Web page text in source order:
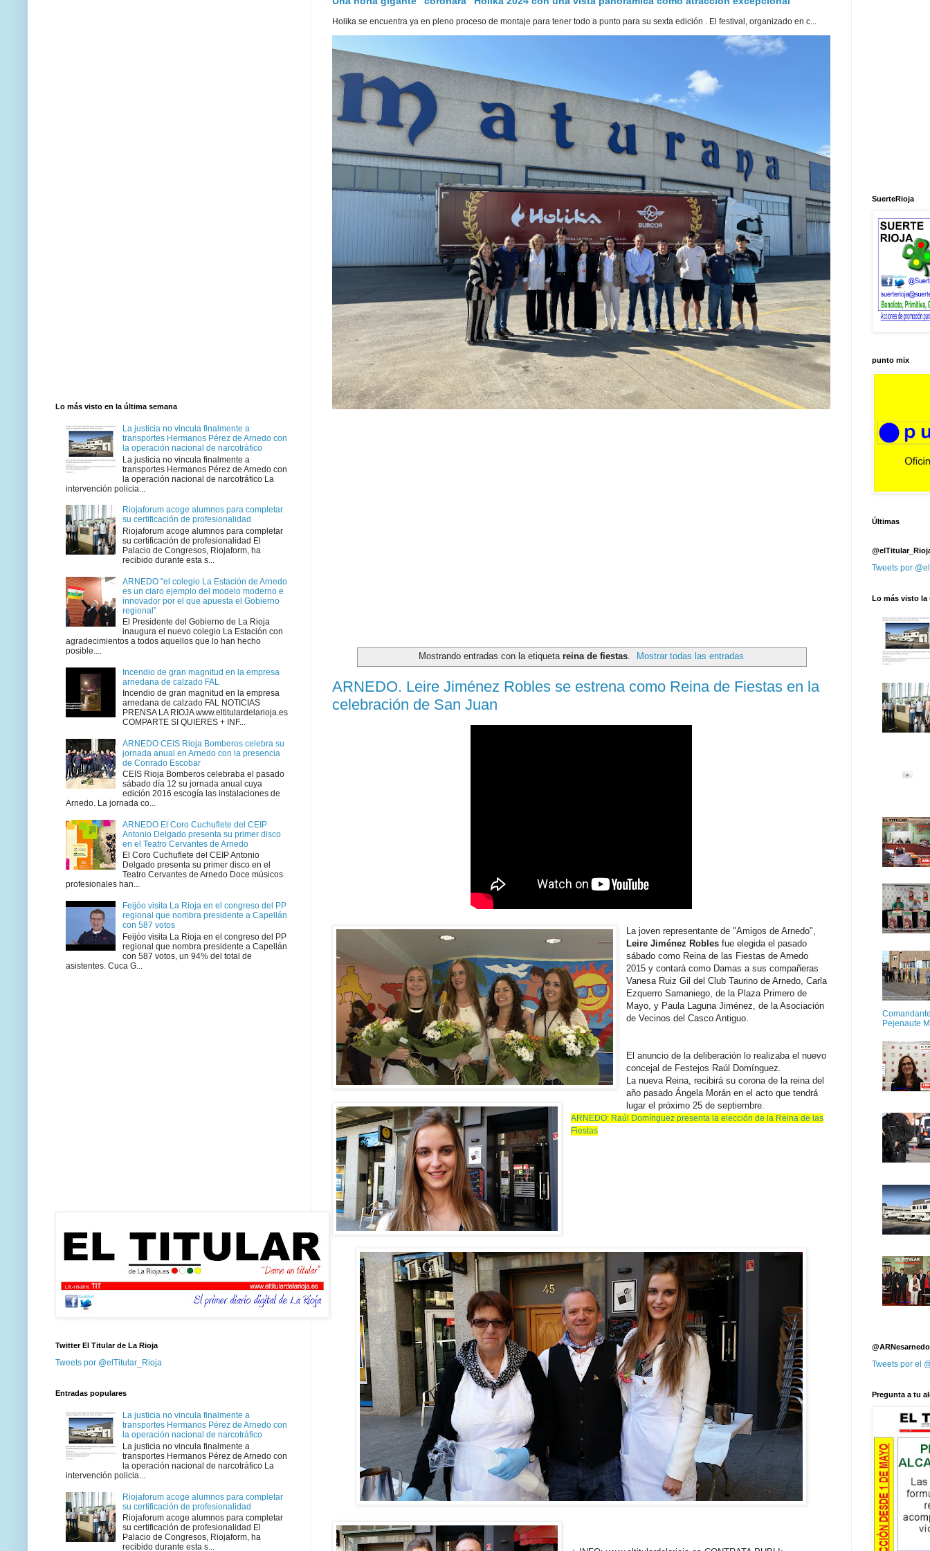
Holika se encuentra ya en pleno proceso de montaje para tener todo a punto para su sexta edición . El festival, organizado en c...
Mostrando entradas con la etiqueta reina de fiestas. Mostrar todas las entradas
ARNEDO. Leire Jiménez Robles se estrena como Reina de Fiestas en la
celebración de San Juan
La joven representante de "Amigos de Arnedo",
Leire Jiménez Robles fue elegida el pasado
sábado como Reina de las Fiestas de Arnedo
2015 y contará como Damas a sus compañeras
Vanesa Ruiz Gil del Club Taurino de Arnedo, Carla
Ezquerro Samaniego, de la Plaza Primero de
Mayo, y Paula Laguna Jiménez, de la Asociación
de Vecinos del Casco Antiguo.
El anuncio de la deliberación lo realizaba el nuevo
concejal de Festejos Raúl Domínguez.
La nueva Reina, recibirá su corona de la reina del
año pasado Ángela Morán en el acto que tendrá
lugar el próximo 25 de septiembre.
ARNEDO: Raúl Domínguez presenta la elección de la Reina de las
Fiestas
Lo más visto en la última semana
La justicia no vincula finalmente a
transportes Hermanos Pérez de Arnedo con
la operación nacional de narcotráfico
La justicia no vincula finalmente a
transportes Hermanos Pérez de Arnedo con
la operación nacional de narcotráfico La
intervención policia...
Riojaforum acoge alumnos para completar
su certificación de profesionalidad
Riojaforum acoge alumnos para completar
su certificación de profesionalidad El
Palacio de Congresos, Riojaform, ha
recibido durante esta s...
ARNEDO "el colegio La Estación de Arnedo
es un claro ejemplo del modelo moderno e
innovador por el que apuesta el Gobierno
regional”
El Presidente del Gobierno de La Rioja
inaugura el nuevo colegio La Estación con
agradecimientos a todos aquellos que lo han hecho
posible....
Incendio de gran magnitud en la empresa
arnedana de calzado FAL
Incendio de gran magnitud en la empresa
arnedana de calzado FAL NOTICIAS
PRENSA LA RIOJA www.eltitulardelarioja.es
COMPARTE SI QUIERES + INF...
ARNEDO CEIS Rioja Bomberos celebra su
jornada anual en Arnedo con la presencia
de Conrado Escobar
CEIS Rioja Bomberos celebraba el pasado
sábado día 12 su jornada anual cuya
edición 2016 escogía las instalaciones de
Arnedo. La jornada co...
ARNEDO El Coro Cuchuflete del CEIP
Antonio Delgado presenta su primer disco
en el Teatro Cervantes de Arnedo
El Coro Cuchuflete del CEIP Antonio
Delgado presenta su primer disco en el
Teatro Cervantes de Arnedo Doce músicos
profesionales han...
Feijóo visita La Rioja en el congreso del PP
regional que nombra presidente a Capellán
con 587 votos
Feijóo visita La Rioja en el congreso del PP
regional que nombra presidente a Capellán
con 587 votos, un 94% del total de
asistentes. Cuca G...
Twitter El Titular de La Rioja
Tweets por @elTitular_Rioja
Entradas populares
La justicia no vincula finalmente a
transportes Hermanos Pérez de Arnedo con
la operación nacional de narcotráfico
La justicia no vincula finalmente a
transportes Hermanos Pérez de Arnedo con
la operación nacional de narcotráfico La
intervención policia...
Riojaforum acoge alumnos para completar
su certificación de profesionalidad
Riojaforum acoge alumnos para completar
su certificación de profesionalidad El
Palacio de Congresos, Riojaform, ha
recibido durante esta s...
SuerteRioja
punto mix
Últimas
Tweets por
Lo más visto la
Pejenaute
@ARNesarnedo
Tweets por el
Pregunta a tu